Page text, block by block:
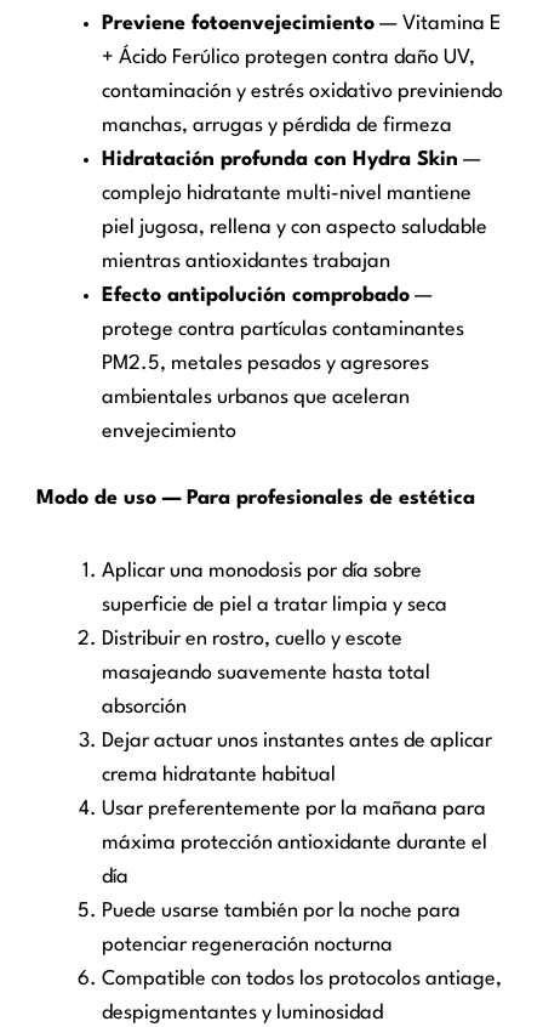
Previene fotoenvejecimiento — Vitamina E
+ Ácido Ferúlico protegen contra daño UV,
contaminación y estrés oxidativo previniendo
manchas, arrugas y pérdida de firmeza
Hidratación profunda con Hydra Skin —
complejo hidratante multi-nivel mantiene
piel jugosa, rellena y con aspecto saludable
mientras antioxidantes trabajan
Efecto antipolución comprobado —
protege contra partículas contaminantes
PM2.5, metales pesados y agresores
ambientales urbanos que aceleran
envejecimiento
Modo de uso — Para profesionales de estética
Aplicar una monodosis por día sobre
superficie de piel a tratar limpia y seca
Distribuir en rostro, cuello y escote
masajeando suavemente hasta total
absorción
Dejar actuar unos instantes antes de aplicar
crema hidratante habitual
Usar preferentemente por la mañana para
máxima protección antioxidante durante el
día
Puede usarse también por la noche para
potenciar regeneración nocturna
Compatible con todos los protocolos antiage,
despigmentantes y luminosidad